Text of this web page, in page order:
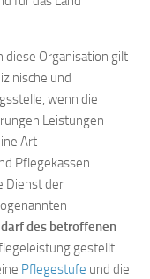
diese Organisation gilt
und
wenn die
Leistungen
Art
Pflegekassen
Dienst der
des betroffenen
gestellt
Pflegestufe und die